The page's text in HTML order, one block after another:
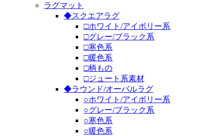
ラグマット
◆スクエアラグ
□ホワイト/アイボリー系
□グレー/ブラック系
□寒色系
□暖色系
□柄もの
□ジュート系素材
◆ラウンド/オーバルラグ
○ホワイト/アイボリー系
○グレー/ブラック系
○寒色系
○暖色系